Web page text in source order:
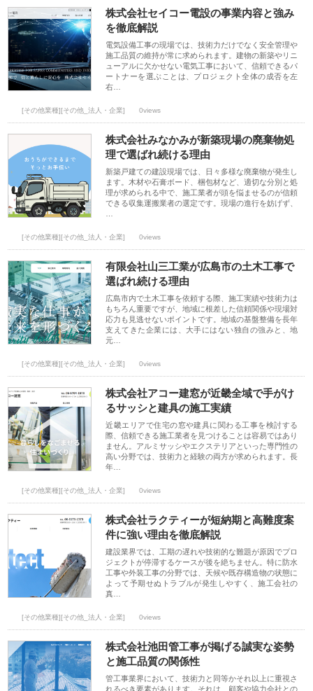
株式会社セイコー電設の事業内容と強み
を徹底解説
電気設備工事の現場では、技術力だけでなく安全管理や
施工品質の維持が常に求められます。建物の新築やリニ
ューアルに欠かせない電気工事において、信頼できるパ
ートナーを選ぶことは、プロジェクト全体の成否を左
右…
[その他業種][その他_法人・企業] 0views
株式会社みなかみが新築現場の廃棄物処
理で選ばれ続ける理由
新築戸建ての建設現場では、日々多様な廃棄物が発生し
ます。木材や石膏ボード、梱包材など、適切な分別と処
理が求められる中で、施工業者が頭を悩ませるのが信頼
できる収集運搬業者の選定です。現場の進行を妨げず、
[その他業種][その他_法人・企業] 0views
有限会社山三工業が広島市の土木工事で
選ばれ続ける理由
広島市内で土木工事を依頼する際、施工実績や技術力は
もちろん重要ですが、地域に根差した信頼関係や現場対
応力も見逃せないポイントです。地域の基盤整備を長年
支えてきた企業には、大手にはない独自の強みと、地
元…
[その他業種][その他_法人・企業] 0views
株式会社アコー建窓が近畿全域で手がけ
るサッシと建具の施工実績
近畿エリアで住宅の窓や建具に関わる工事を検討する
際、信頼できる施工業者を見つけることは容易ではあり
ません。アルミサッシやエクステリアといった専門性の
高い分野では、技術力と経験の両方が求められます。長
年…
[その他業種][その他_法人・企業] 0views
株式会社ラクティーが短納期と高難度案
件に強い理由を徹底解説
建設業界では、工期の遅れや技術的な難題が原因でプロ
ジェクトが停滞するケースが後を絶ちません。特に防水
工事や外装工事の分野では、天候や既存構造物の状態に
よって予期せぬトラブルが発生しやすく、施工会社の
真…
[その他業種][その他_法人・企業] 0views
株式会社池田管工事が掲げる誠実な姿勢
と施工品質の関係性
管工事業界において、技術力と同等かそれ以上に重視さ
れるべき要素があります。それは、顧客や協力会社との